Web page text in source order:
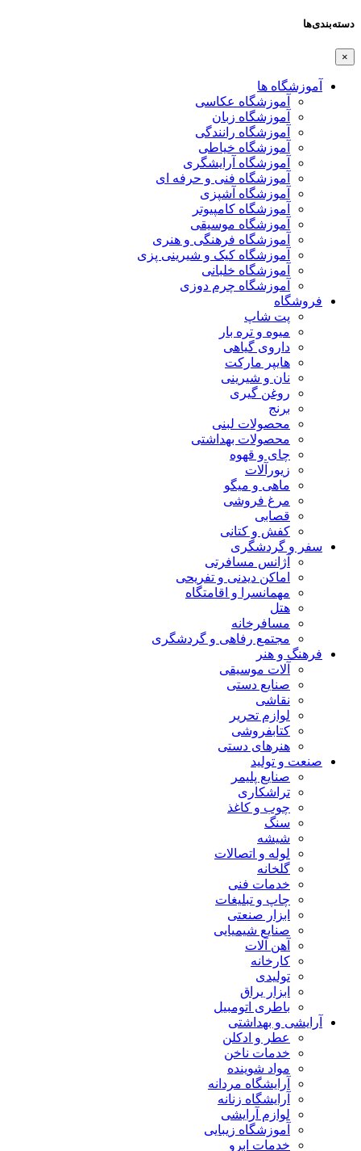
دسته‌بندی‌ها
×
آموزشگاه ها
آموزشگاه عکاسی
آموزشگاه زبان
آموزشگاه رانندگی
آموزشگاه خیاطی
آموزشگاه آرایشگری
آموزشگاه فنی و حرفه ای
آموزشگاه آشپزی
آموزشگاه کامپیوتر
آموزشگاه موسیقی
آموزشگاه فرهنگی و هنری
آموزشگاه کیک و شیرینی پزی
آموزشگاه خلبانی
آموزشگاه چرم دوزی
فروشگاه
پت شاپ
میوه و تره بار
داروی گیاهی
هایپر مارکت
نان و شیرینی
روغن گیری
برنج
محصولات لبنی
محصولات بهداشتی
چای و قهوه
زیورآلات
ماهی و میگو
مرغ فروشی
قصابی
کفش و کتانی
سفر و گردشگری
آژانس مسافرتی
اماکن دیدنی و تفریحی
مهمانسرا و اقامتگاه
هتل
مسافرخانه
مجتمع رفاهی و گردشگری
فرهنگ و هنر
آلات موسیقی
صنایع دستی
نقاشی
لوازم تحریر
کتابفروشی
هنرهای دستی
صنعت و تولید
صنایع پلیمر
تراشکاری
چوب و کاغذ
سنگ
شیشه
لوله و اتصالات
گلخانه
خدمات فنی
چاپ و تبلیغات
ابزار صنعتی
صنایع شیمیایی
آهن آلات
کارخانه
تولیدی
ابزار یراق
باطری اتومبیل
آرایشی و بهداشتی
عطر و ادکلن
خدمات ناخن
مواد شوینده
آرایشگاه مردانه
آرایشگاه زنانه
لوازم آرایشی
آموزشگاه زیبایی
خدمات ابرو